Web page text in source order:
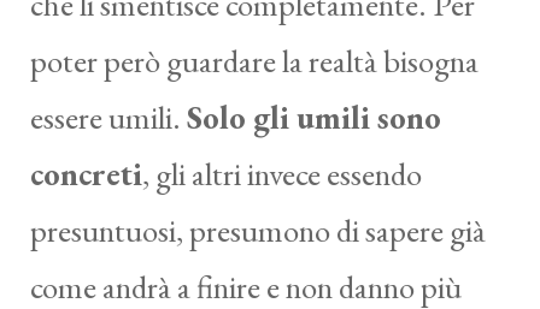
poter però guardare la realtà bisogna
essere umili. Solo gli umili sono
concreti, gli altri invece essendo
presuntuosi, presumono di sapere già
come andrà a finire e non danno più